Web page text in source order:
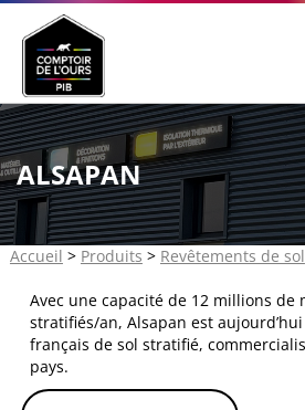
SOCIÉTÉ
PRODUITS
CONSEIL
RÉALISATIONS
CONTACT
ALSAPAN
Accueil > Produits > Revêtements de sol
Avec une capacité de 12 millions de
stratifiés/an, Alsapan est
français de sol stratifié,
pays.